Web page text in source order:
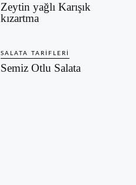
Zeytin yağlı Karışık
kızartma
SALATA TARIFLERI
Semiz Otlu Salata